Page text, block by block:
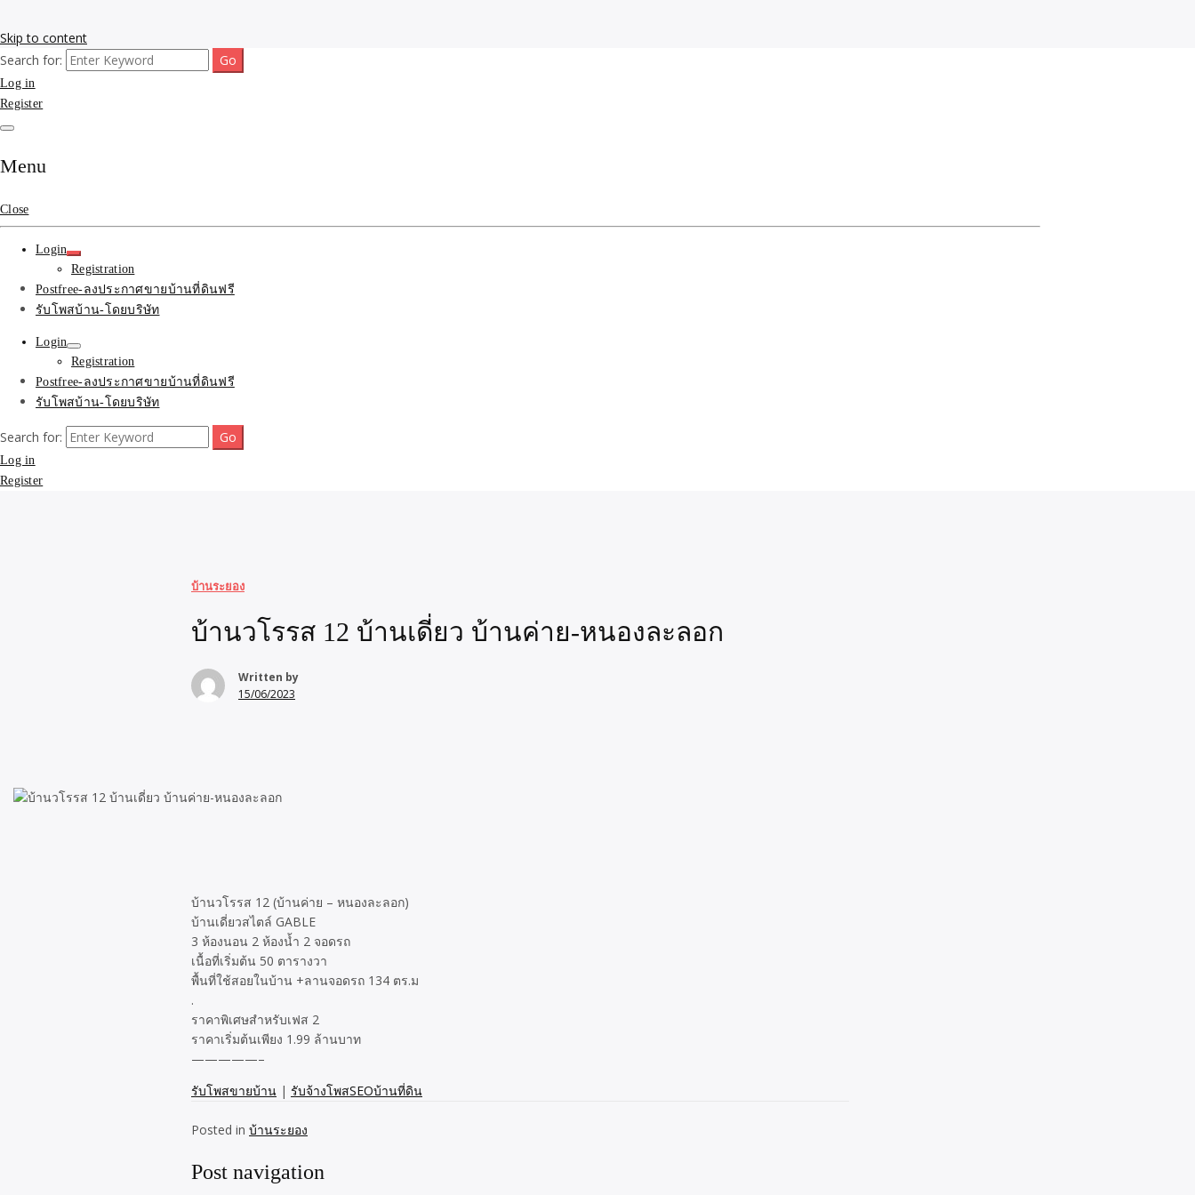
Skip to content
รับจ้างโพสขายบ้าน ติดAI Search รับทำSEOรายเดือน ติดหน้า1google ราคาถูกมาก
SEOขายของ บ้านที่ดินฟรีประกาศ ที่เดียวในเมืองไทย
รับโพสต์เว็บขายบ้าน อสังหา ทำSEOรายเดือนราคาถูก เน้นติดAI โพสต์ประกาศบ้านที่ดินฟรี SEOขายบ้าน รับจ้างโพสต์บ้านที่ดินติดหน้า1goolge ราคาถูกที่สุด ฟรีลงประกาศอสังหา รับทำSEOขายสินค้า
Search for:
Log in
Register
Menu
Close
Login
Registration
Postfree-ลงประกาศขายบ้านที่ดินฟรี
รับโพสบ้าน-โดยบริษัท
Login
Registration
Postfree-ลงประกาศขายบ้านที่ดินฟรี
รับโพสบ้าน-โดยบริษัท
Search for:
Log in
Register
บ้านระยอง
บ้านวโรรส 12 บ้านเดี่ยว บ้านค่าย-หนองละลอก
Written by
15/06/2023
บ้านวโรรส 12 (บ้านค่าย – หนองละลอก)
บ้านเดี่ยวสไตล์ GABLE
3 ห้องนอน 2 ห้องน้ำ 2 จอดรถ
เนื้อที่เริ่มต้น 50 ตารางวา
พื้นที่ใช้สอยในบ้าน +ลานจอดรถ 134 ตร.ม
.
ราคาพิเศษสำหรับเฟส 2
ราคาเริ่มต้นเพียง 1.99 ล้านบาท
—————–
รับโพสขายบ้าน | รับจ้างโพสSEOบ้านที่ดิน
Posted in บ้านระยอง
Post navigation